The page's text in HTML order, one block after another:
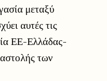
μεταξύ
αυτές τις
ΕΕ-Ελλάδας-
των